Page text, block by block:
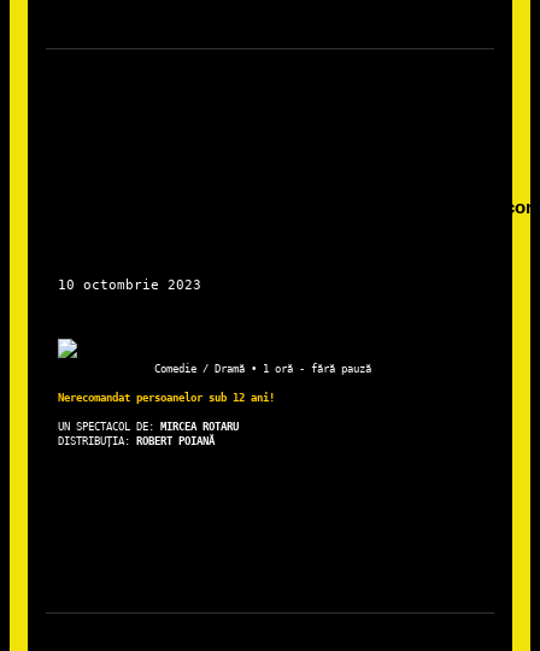
Comedie / Dramă • 1 oră - fără pauză
Nerecomandat persoanelor sub 12 ani!
UN SPECTACOL DE:
DISTRIBUȚIA: ROBERT POIANĂ